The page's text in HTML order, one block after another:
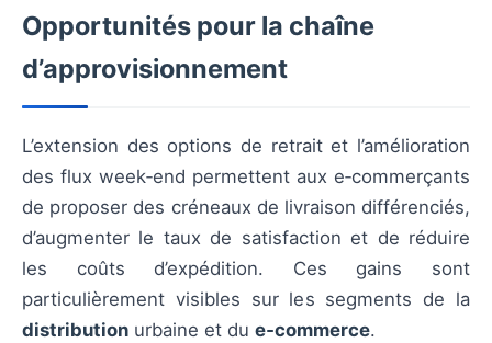
Opportunités pour la chaîne
d’approvisionnement
L’extension des options de retrait et l’amélioration
des flux week‑end permettent aux e‑commerçants
de proposer des créneaux de livraison différenciés,
d’augmenter le taux de satisfaction et de réduire
les coûts d’expédition. Ces gains sont
particulièrement visibles sur les segments de la
distribution urbaine et du e‑commerce.